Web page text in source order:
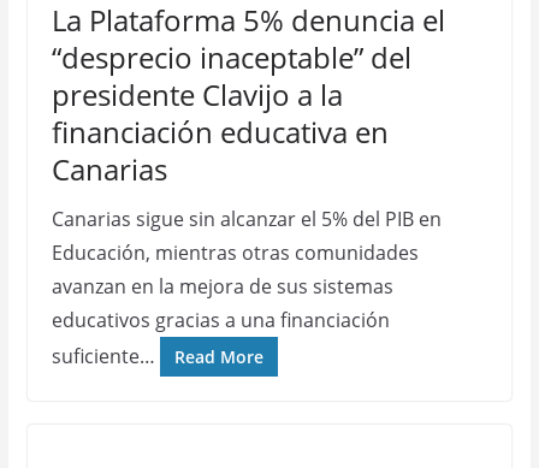
La Plataforma 5% denuncia el
“desprecio inaceptable” del
presidente Clavijo a la
financiación educativa en
Canarias
Canarias sigue sin alcanzar el 5% del PIB en
Educación, mientras otras comunidades
avanzan en la mejora de sus sistemas
educativos gracias a una financiación
suficiente…
Read More